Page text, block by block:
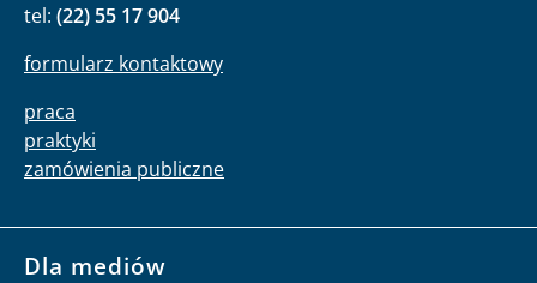
tel: (22) 55 17 904
formularz kontaktowy
praca
praktyki
zamówienia publiczne
Dla mediów